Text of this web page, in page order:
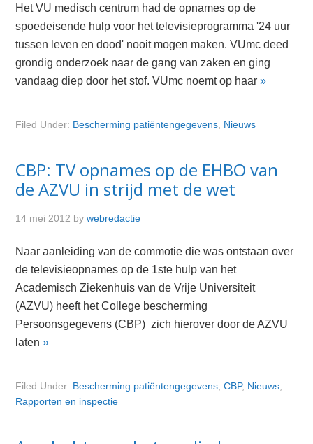
Het VU medisch centrum had de opnames op de
spoedeisende hulp voor het televisieprogramma '24 uur
tussen leven en dood' nooit mogen maken. VUmc deed
grondig onderzoek naar de gang van zaken en ging
vandaag diep door het stof. VUmc noemt op haar»
Filed Under: Bescherming patiëntengegevens Nieuws
CBP: TV opnames op de EHBO van
de AZVU in strijd met de wet
14 mei 2012 bywebredactie
Naar aanleiding van de commotie die was ontstaan over
de televisieopnames op de 1ste hulp van het
Academisch Ziekenhuis van de Vrije Universiteit
(AZVU) heeft het College bescherming
Persoonsgegevens (CBP) zich hierover door de AZVU
laten»
Filed Under: Bescherming patiëntengegevens ,CBP, Nieuws
Rapporten en inspectie